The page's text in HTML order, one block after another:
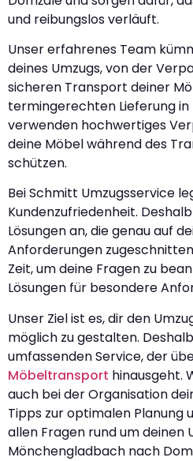
und reibungslos verläuft.
Unser erfahrenes Team
deines Umzugs, von der
sicheren Transport deiner
termingerechten Lieferung in
verwenden hochwertiges
deine Möbel während des
schützen.
Bei Schmitt Umzugsservice
Kundenzufriedenheit.
Lösungen an, die genau auf
Anforderungen
Zeit, um deine Fragen zu
Lösungen für besondere
Unser Ziel ist es, dir den
möglich zu gestalten.
umfassenden Service, der
Möbeltransport hinausgeht.
auch bei der Organisation
Tipps zur optimalen Planung
allen Fragen rund um deinen
Mönchengladbach nach